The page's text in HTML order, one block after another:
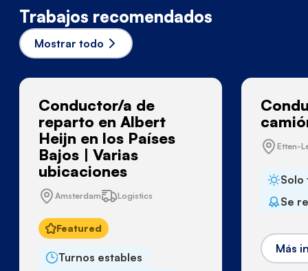
Trabajos recomendados
Mostrar todo
Conductor/a de
reparto en Albert
Heijn en los Países
Bajos | Varias
ubicaciones
Amsterdam Logistics
Featured
Turnos estables
Etten-
Solo
Se
Más